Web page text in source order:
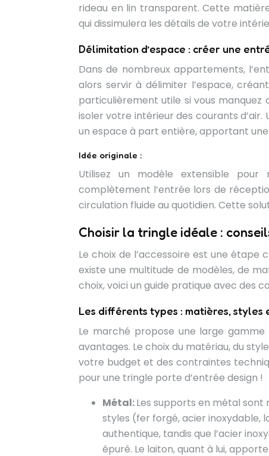
rideau en lin transparent. Cette
qui dissimulera les détails de votre
Délimitation d’espace : créer une
Dans de nombreux appartements,
alors servir à délimiter l’espace,
particulièrement utile si vous manquez
isoler votre intérieur des courants
un espace à part entière, apportant
Idée originale :
Utilisez un modèle extensible pour
complètement l’entrée lors de
circulation fluide au quotidien. Cette
Choisir la tringle idéale :
Le choix de l’accessoire est une
existe une multitude de modèles, de
choix, voici un guide pratique avec des
Les différents types : matières, styles
Le marché propose une large
avantages. Le choix du matériau, du
votre budget et des contraintes
pour une tringle porte d’entrée design !
Métal:Les supports en métal sont
styles (fer forgé, acier inoxydable,
authentique, tandis que l’acier
épuré. Le laiton, quant à lui,